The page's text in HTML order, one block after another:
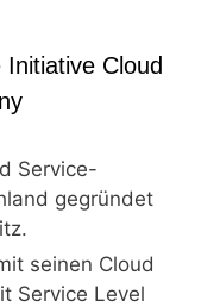
Cloud
Service-
gegründet
seinen Cloud
Service Level